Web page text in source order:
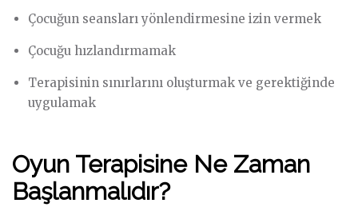
Çocuğun seansları yönlendirmesine izin vermek
Çocuğu hızlandırmamak
Terapisinin sınırlarını oluşturmak ve gerektiğinde
uygulamak
Oyun Terapisine Ne Zaman
Başlanmalıdır?